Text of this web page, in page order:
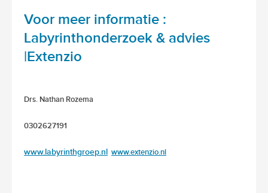
Voor meer informatie :
Labyrinthonderzoek & advies
|Extenzio
Drs. Nathan Rozema
0302627191
www.labyrinthgroep.nl www.extenzio.nl